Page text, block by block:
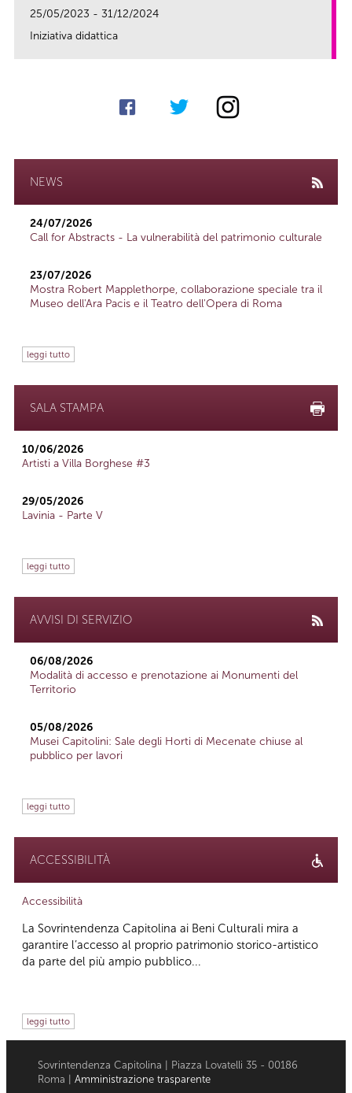
25/05/2023 - 31/12/2024
Iniziativa didattica
NEWS
24/07/2026
Call for Abstracts - La vulnerabilità del patrimonio culturale
23/07/2026
Mostra Robert Mapplethorpe, collaborazione speciale tra il
Museo dell'Ara Pacis e il Teatro dell'Opera di Roma
leggi tutto
SALA STAMPA
10/06/2026
Artisti a Villa Borghese #3
29/05/2026
Lavinia - Parte V
leggi tutto
AVVISI DI SERVIZIO
06/08/2026
Modalità di accesso e prenotazione ai Monumenti del
Territorio
05/08/2026
Musei Capitolini: Sale degli Horti di Mecenate chiuse al
pubblico per lavori
leggi tutto
ACCESSIBILITÀ
Accessibilità
La Sovrintendenza Capitolina ai Beni Culturali mira a
garantire l’accesso al proprio patrimonio storico-artistico
da parte del più ampio pubblico...
leggi tutto
Sovrintendenza Capitolina | Piazza Lovatelli 35 - 00186
Roma | Amministrazione trasparente